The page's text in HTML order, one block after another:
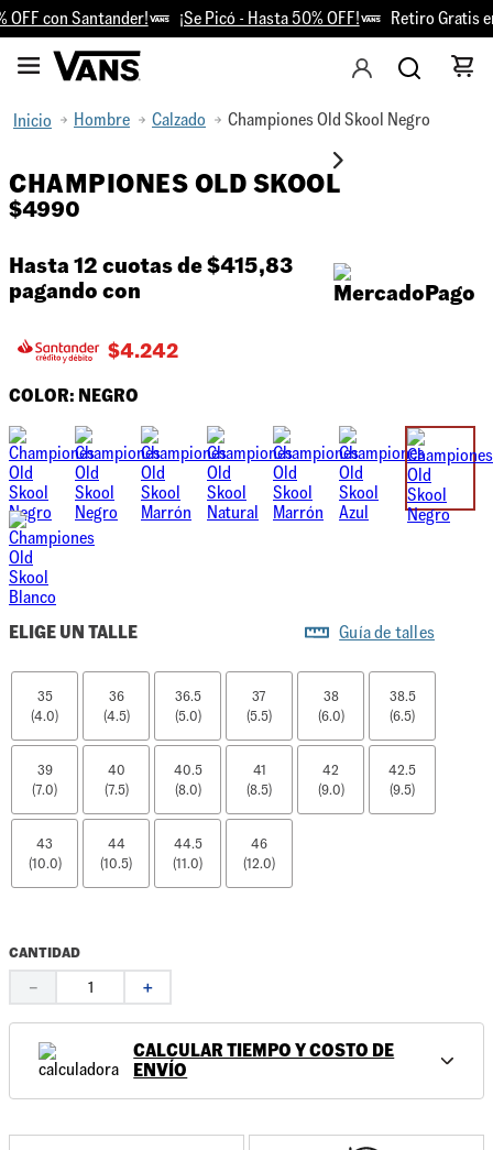
OFF con Santander! ¡Se Picó - Hasta 50% OFF! Retiro Gratis en
Hombre Calzado Championes Old Skool Negro
CHAMPIONES OLD SKOOL
$4990
Hasta 12 cuotas de$415,83
pagando con
$4.242
COLOR: NEGRO
ELIGE UN TALLE Guía de talles
35
(4.0)
36
(4.5)
36.5
(5.0)
37
(5.5)
38
(6.0)
38.5
(6.5)
39
(7.0)
40
(7.5)
40.5
(8.0)
41
(8.5)
42
(9.0)
42.5
(9.5)
43
(10.0)
44
(10.5)
44.5
(11.0)
46
(12.0)
CANTIDAD
＋
－
CALCULAR TIEMPO Y COSTO DE
ENVÍO